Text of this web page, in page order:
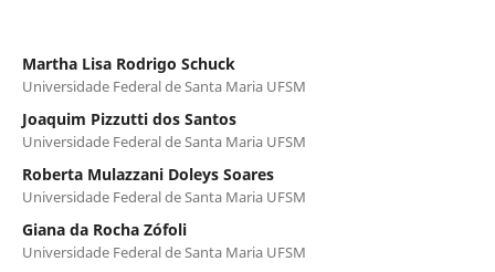
Martha Lisa Rodrigo Schuck
Universidade Federal de Santa Maria UFSM
Joaquim Pizzutti dos Santos
Universidade Federal de Santa Maria UFSM
Roberta Mulazzani Doleys Soares
Universidade Federal de Santa Maria UFSM
Giana da Rocha Zófoli
Universidade Federal de Santa Maria UFSM